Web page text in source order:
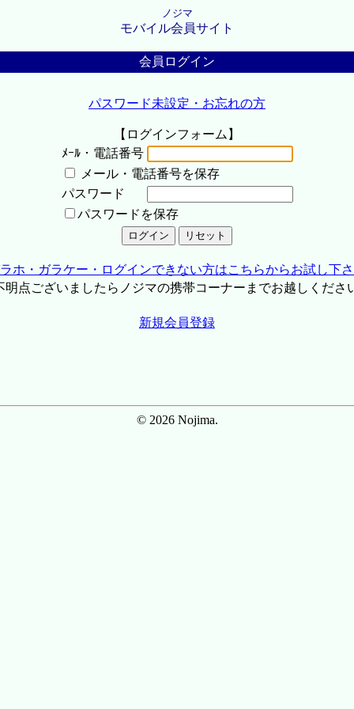
ノジマ
モバイル会員サイト
会員ログイン
パスワード未設定・お忘れの方
【ログインフォーム】
ﾒｰﾙ・電話番号
メール・電話番号を保存
パスワード
パスワードを保存
ホ・ガラケー・ログインできない方はこちらからお試し下
点ございましたらノジマの携帯コーナーまでお越しくださ
新規会員登録
© 2026 Nojima.